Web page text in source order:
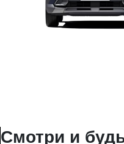
Смотри и